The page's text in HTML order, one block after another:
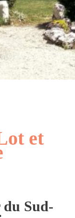
et
Sud-